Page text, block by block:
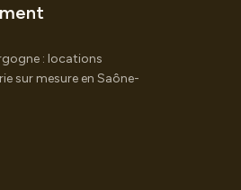
: locations
sur mesure en Saône-